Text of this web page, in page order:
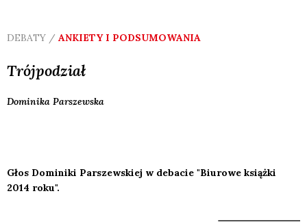
DEBATY / ANKIETY I PODSUMOWANIA
Trójpodział
Dominika Parszewska
Głos Dominiki Parszewskiej w debacie "Biurowe książki
2014 roku".